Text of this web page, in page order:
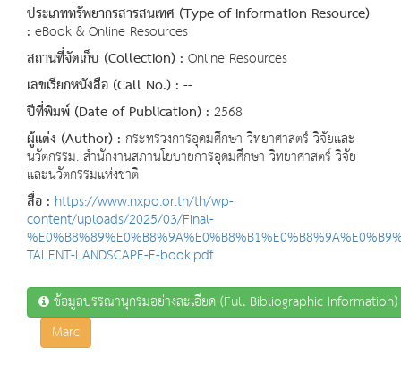
ประเภททรัพยากรสารสนเทศ (Type of Information Resource)
: eBook & Online Resources
สถานที่จัดเก็บ (Collection) : Online Resources
เลขเรียกหนังสือ (Call No.) : --
ปีที่พิมพ์ (Date of Publication) : 2568
ผู้แต่ง (Author) : กระทรวงการอุดมศึกษา วิทยาศาสตร์ วิจัยและ
นวัตกรรม. สำนักงานสภานโยบายการอุดมศึกษา วิทยาศาสตร์ วิจัย
และนวัตกรรมแห่งชาติ
สื่อ : https://www.nxpo.or.th/th/wp-
content/uploads/2025/03/Final-
TALENT-LANDSCAPE-E-book.pdf
ข้อมูลบรรณานุกรมอย่างละเอียด (Full Bibliographic Information)
Marc